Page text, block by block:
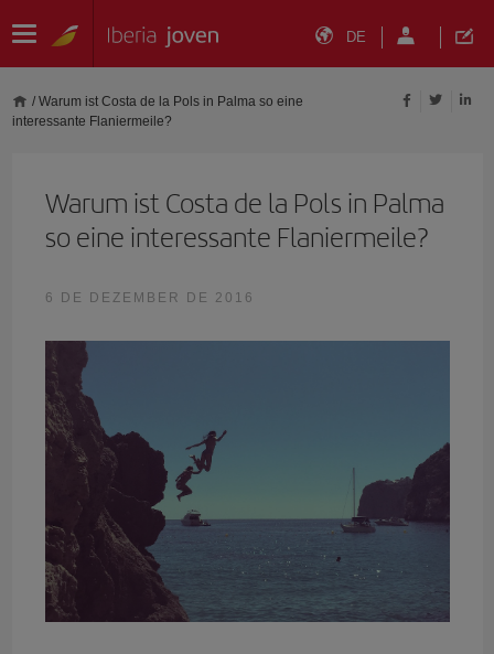
DE
/ Warum ist Costa de la Pols in Palma so eine
interessante Flaniermeile?
Warum ist Costa de la Pols in Palma
so eine interessante Flaniermeile?
6 DE DEZEMBER DE 2016